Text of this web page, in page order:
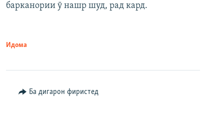
барканории ӯ нашр шуд, рад кард.
Идома
Ба дигарон фиристед